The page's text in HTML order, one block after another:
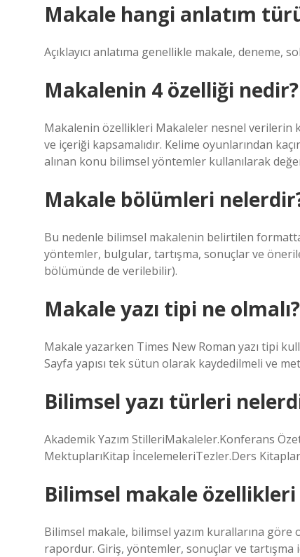
Makale hangi anlatım
Açıklayıcı anlatıma genellikle makale,
Makalenin 4 özelliği nedir?
Makalenin özellikleri Makaleler nesnel verilerin
ve içeriği kapsamalıdır. Kelime oyunlarından
alınan konu bilimsel yöntemler kullanılarak
Makale bölümleri
Bu nedenle bilimsel makalenin belirtilen
yöntemler, bulgular, tartışma, sonuçlar ve
bölümünde de verilebilir).
Makale yazı tipi ne olmalı?
Makale yazarken Times New Roman yazı tipi
Sayfa yapısı tek sütun olarak kaydedilmeli ve
Bilimsel yazı türleri
Akademik Yazım StilleriMakaleler.Konferans
MektuplarıKitap İncelemeleriTezler.Ders
Bilimsel makale
Bilimsel makale, bilimsel yazım kurallarına göre
rapordur. Giriş, yöntemler, sonuçlar ve